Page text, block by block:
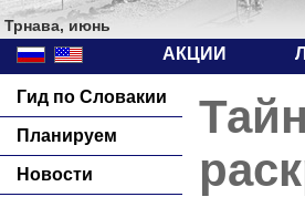
Трнава, июнь
АКЦИИ
Гид по Словакии
Планируем
Новости